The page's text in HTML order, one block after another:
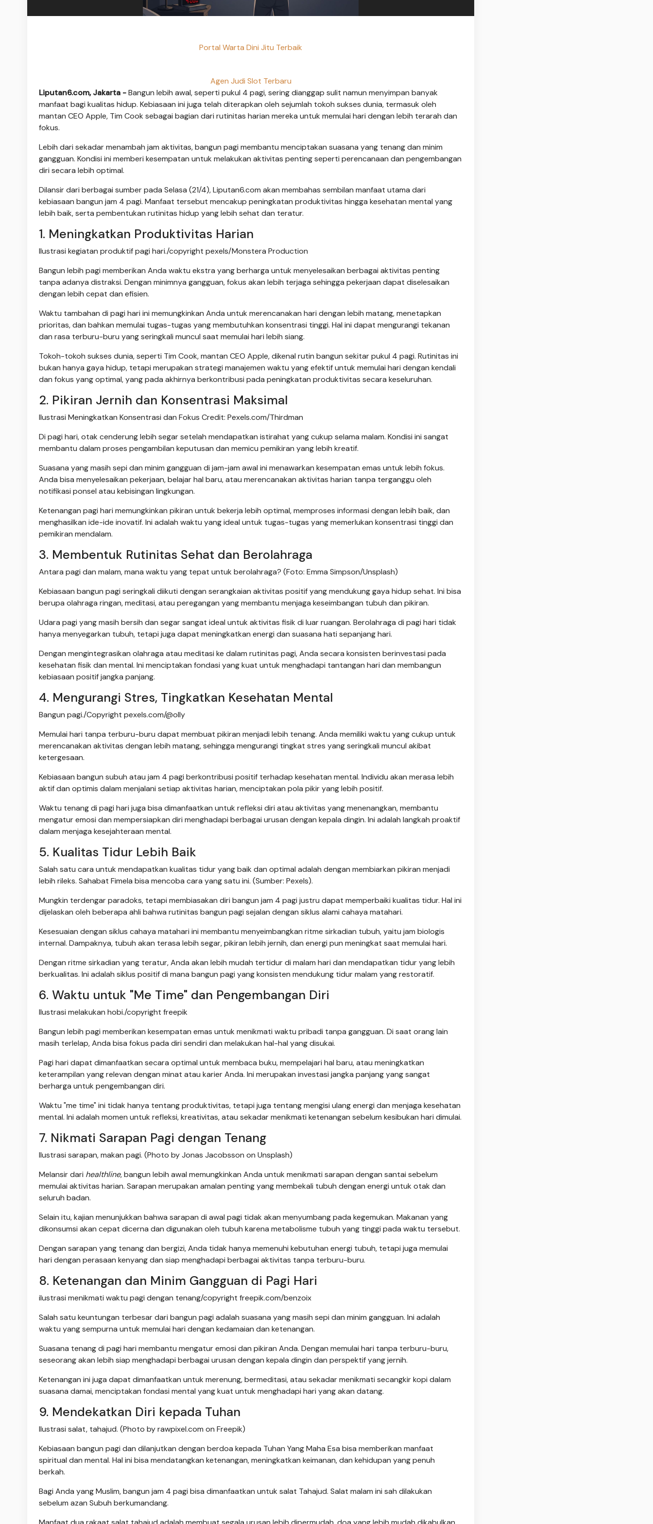
Portal Warta Dini Jitu Terbaik
Agen Judi Slot Terbaru
Liputan6.com, Jakarta -Bangun lebih awal, seperti pukul 4 pagi, sering dianggap sulit namun menyimpan banyak
manfaat bagi kualitas hidup. Kebiasaan ini juga telah diterapkan oleh sejumlah tokoh sukses dunia, termasuk oleh
mantan CEO Apple, Tim Cook sebagai bagian dari rutinitas harian mereka untuk memulai hari dengan lebih terarah dan
fokus.
Lebih dari sekadar menambah jam aktivitas, bangun pagi membantu menciptakan suasana yang tenang dan minim
gangguan. Kondisi ini memberi kesempatan untuk melakukan aktivitas penting seperti perencanaan dan pengembangan
diri secara lebih optimal.
Dilansir dari berbagai sumber pada Selasa (21/4), Liputan6.com akan membahas sembilan manfaat utama dari
kebiasaan bangun jam 4 pagi. Manfaat tersebut mencakup peningkatan produktivitas hingga kesehatan mental yang
lebih baik, serta pembentukan rutinitas hidup yang lebih sehat dan teratur.
1. Meningkatkan Produktivitas Harian
Ilustrasi kegiatan produktif pagi hari./copyright pexels/Monstera Production
Bangun lebih pagi memberikan Anda waktu ekstra yang berharga untuk menyelesaikan berbagai aktivitas penting
tanpa adanya distraksi. Dengan minimnya gangguan, fokus akan lebih terjaga sehingga pekerjaan dapat diselesaikan
dengan lebih cepat dan efisien.
Waktu tambahan di pagi hari ini memungkinkan Anda untuk merencanakan hari dengan lebih matang, menetapkan
prioritas, dan bahkan memulai tugas-tugas yang membutuhkan konsentrasi tinggi. Hal ini dapat mengurangi tekanan
dan rasa terburu-buru yang seringkali muncul saat memulai hari lebih siang.
Tokoh-tokoh sukses dunia, seperti Tim Cook, mantan CEO Apple, dikenal rutin bangun sekitar pukul 4 pagi. Rutinitas ini
bukan hanya gaya hidup, tetapi merupakan strategi manajemen waktu yang efektif untuk memulai hari dengan kendali
dan fokus yang optimal, yang pada akhirnya berkontribusi pada peningkatan produktivitas secara keseluruhan.
2. Pikiran Jernih dan Konsentrasi Maksimal
Ilustrasi Meningkatkan Konsentrasi dan Fokus Credit: Pexels.com/Thirdman
Di pagi hari, otak cenderung lebih segar setelah mendapatkan istirahat yang cukup selama malam. Kondisi ini sangat
membantu dalam proses pengambilan keputusan dan memicu pemikiran yang lebih kreatif.
Suasana yang masih sepi dan minim gangguan di jam-jam awal ini menawarkan kesempatan emas untuk lebih fokus.
Anda bisa menyelesaikan pekerjaan, belajar hal baru, atau merencanakan aktivitas harian tanpa terganggu oleh
notifikasi ponsel atau kebisingan lingkungan.
Ketenangan pagi hari memungkinkan pikiran untuk bekerja lebih optimal, memproses informasi dengan lebih baik, dan
menghasilkan ide-ide inovatif. Ini adalah waktu yang ideal untuk tugas-tugas yang memerlukan konsentrasi tinggi dan
pemikiran mendalam.
3. Membentuk Rutinitas Sehat dan Berolahraga
Antara pagi dan malam, mana waktu yang tepat untuk berolahraga? (Foto: Emma Simpson/Unsplash)
Kebiasaan bangun pagi seringkali diikuti dengan serangkaian aktivitas positif yang mendukung gaya hidup sehat. Ini bisa
berupa olahraga ringan, meditasi, atau peregangan yang membantu menjaga keseimbangan tubuh dan pikiran.
Udara pagi yang masih bersih dan segar sangat ideal untuk aktivitas fisik di luar ruangan. Berolahraga di pagi hari tidak
hanya menyegarkan tubuh, tetapi juga dapat meningkatkan energi dan suasana hati sepanjang hari.
Dengan mengintegrasikan olahraga atau meditasi ke dalam rutinitas pagi, Anda secara konsisten berinvestasi pada
kesehatan fisik dan mental. Ini menciptakan fondasi yang kuat untuk menghadapi tantangan hari dan membangun
kebiasaan positif jangka panjang.
4. Mengurangi Stres, Tingkatkan Kesehatan Mental
Bangun pagi./Copyright pexels.com/@olly
Memulai hari tanpa terburu-buru dapat membuat pikiran menjadi lebih tenang. Anda memiliki waktu yang cukup untuk
merencanakan aktivitas dengan lebih matang, sehingga mengurangi tingkat stres yang seringkali muncul akibat
ketergesaan.
Kebiasaan bangun subuh atau jam 4 pagi berkontribusi positif terhadap kesehatan mental. Individu akan merasa lebih
aktif dan optimis dalam menjalani setiap aktivitas harian, menciptakan pola pikir yang lebih positif.
Waktu tenang di pagi hari juga bisa dimanfaatkan untuk refleksi diri atau aktivitas yang menenangkan, membantu
mengatur emosi dan mempersiapkan diri menghadapi berbagai urusan dengan kepala dingin. Ini adalah langkah proaktif
dalam menjaga kesejahteraan mental.
5. Kualitas Tidur Lebih Baik
Salah satu cara untuk mendapatkan kualitas tidur yang baik dan optimal adalah dengan membiarkan pikiran menjadi
lebih rileks. Sahabat Fimela bisa mencoba cara yang satu ini. (Sumber: Pexels).
Mungkin terdengar paradoks, tetapi membiasakan diri bangun jam 4 pagi justru dapat memperbaiki kualitas tidur. Hal ini
dijelaskan oleh beberapa ahli bahwa rutinitas bangun pagi sejalan dengan siklus alami cahaya matahari.
Kesesuaian dengan siklus cahaya matahari ini membantu menyeimbangkan ritme sirkadian tubuh, yaitu jam biologis
internal. Dampaknya, tubuh akan terasa lebih segar, pikiran lebih jernih, dan energi pun meningkat saat memulai hari.
Dengan ritme sirkadian yang teratur, Anda akan lebih mudah tertidur di malam hari dan mendapatkan tidur yang lebih
berkualitas. Ini adalah siklus positif di mana bangun pagi yang konsisten mendukung tidur malam yang restoratif.
6. Waktu untuk "Me Time" dan Pengembangan Diri
Ilustrasi melakukan hobi./copyright freepik
Bangun lebih pagi memberikan kesempatan emas untuk menikmati waktu pribadi tanpa gangguan. Di saat orang lain
masih terlelap, Anda bisa fokus pada diri sendiri dan melakukan hal-hal yang disukai.
Pagi hari dapat dimanfaatkan secara optimal untuk membaca buku, mempelajari hal baru, atau meningkatkan
keterampilan yang relevan dengan minat atau karier Anda. Ini merupakan investasi jangka panjang yang sangat
berharga untuk pengembangan diri.
Waktu "me time" ini tidak hanya tentang produktivitas, tetapi juga tentang mengisi ulang energi dan menjaga kesehatan
mental. Ini adalah momen untuk refleksi, kreativitas, atau sekadar menikmati ketenangan sebelum kesibukan hari dimulai.
7. Nikmati Sarapan Pagi dengan Tenang
Ilustrasi sarapan, makan pagi. (Photo by Jonas Jacobsson on Unsplash)
Melansir dari healthline, bangun lebih awal memungkinkan Anda untuk menikmati sarapan dengan santai sebelum
memulai aktivitas harian. Sarapan merupakan amalan penting yang membekali tubuh dengan energi untuk otak dan
seluruh badan.
Selain itu, kajian menunjukkan bahwa sarapan di awal pagi tidak akan menyumbang pada kegemukan. Makanan yang
dikonsumsi akan cepat dicerna dan digunakan oleh tubuh karena metabolisme tubuh yang tinggi pada waktu tersebut.
Dengan sarapan yang tenang dan bergizi, Anda tidak hanya memenuhi kebutuhan energi tubuh, tetapi juga memulai
hari dengan perasaan kenyang dan siap menghadapi berbagai aktivitas tanpa terburu-buru.
8. Ketenangan dan Minim Gangguan di Pagi Hari
ilustrasi menikmati waktu pagi dengan tenang/copyright freepik.com/benzoix
Salah satu keuntungan terbesar dari bangun pagi adalah suasana yang masih sepi dan minim gangguan. Ini adalah
waktu yang sempurna untuk memulai hari dengan kedamaian dan ketenangan.
Suasana tenang di pagi hari membantu mengatur emosi dan pikiran Anda. Dengan memulai hari tanpa terburu-buru,
seseorang akan lebih siap menghadapi berbagai urusan dengan kepala dingin dan perspektif yang jernih.
Ketenangan ini juga dapat dimanfaatkan untuk merenung, bermeditasi, atau sekadar menikmati secangkir kopi dalam
suasana damai, menciptakan fondasi mental yang kuat untuk menghadapi hari yang akan datang.
9. Mendekatkan Diri kepada Tuhan
Ilustrasi salat, tahajud. (Photo by rawpixel.com on Freepik)
Kebiasaan bangun pagi dan dilanjutkan dengan berdoa kepada Tuhan Yang Maha Esa bisa memberikan manfaat
spiritual dan mental. Hal ini bisa mendatangkan ketenangan, meningkatkan keimanan, dan kehidupan yang penuh
berkah.
Bagi Anda yang Muslim, bangun jam 4 pagi bisa dimanfaatkan untuk salat Tahajud. Salat malam ini sah dilakukan
sebelum azan Subuh berkumandang.